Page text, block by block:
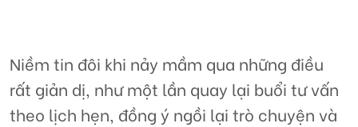
Niềm tin đôi khi nảy mầm qua những điều
rất giản dị, như một lần quay lại buổi tư vấn
theo lịch hẹn, đồng ý ngồi lại trò chuyện và